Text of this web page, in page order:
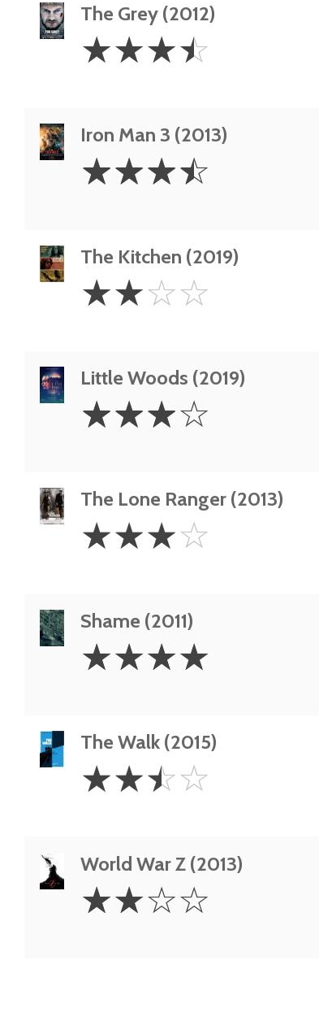
The Grey (2012)
3.5
Stars
☆☆☆☆
Iron Man 3 (2013)
3.5
Stars
☆☆☆☆
The Kitchen (2019)
Stars
☆☆☆☆
Little Woods (2019)
Stars
☆☆☆☆
The Lone Ranger (2013)
Stars
☆☆☆☆
Shame (2011)
Stars
☆☆☆☆
The Walk (2015)
2.5
Stars
☆☆☆☆
World War Z (2013)
Stars
☆☆☆☆